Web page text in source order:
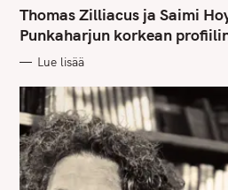
T
E
G
O
I
S
Thomas Zilliacus ja Saimi
Punkaharjun korkean
Lue lisää